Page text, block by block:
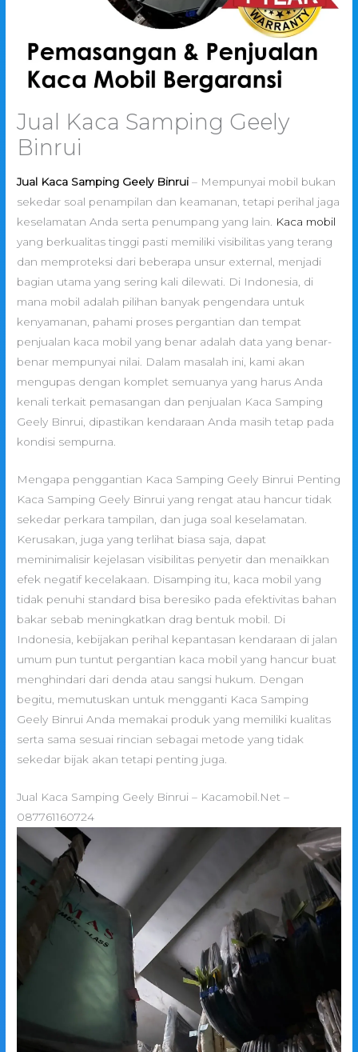
Jual Kaca Samping Geely
Binrui
Jual Kaca Samping Geely Binrui – Mempunyai mobil bukan
sekedar soal penampilan dan keamanan, tetapi perihal jaga
keselamatan Anda serta penumpang yang lain.
Kaca mobil
yang berkualitas tinggi pasti memiliki visibilitas yang terang
dan memproteksi dari beberapa unsur external, menjadi
bagian utama yang sering kali dilewati. Di Indonesia, di
mana mobil adalah pilihan banyak pengendara untuk
kenyamanan, pahami proses pergantian dan tempat
penjualan kaca mobil yang benar adalah data yang benar-
benar mempunyai nilai. Dalam masalah ini, kami akan
mengupas dengan komplet semuanya yang harus Anda
kenali terkait pemasangan dan penjualan Kaca Samping
Geely Binrui, dipastikan kendaraan Anda masih tetap pada
kondisi sempurna.
Mengapa penggantian Kaca Samping Geely Binrui Penting
Kaca Samping Geely Binrui yang rengat atau hancur tidak
sekedar perkara tampilan, dan juga soal keselamatan.
Kerusakan, juga yang terlihat biasa saja, dapat
meminimalisir kejelasan visibilitas penyetir dan menaikkan
efek negatif kecelakaan. Disamping itu, kaca mobil yang
tidak penuhi standard bisa beresiko pada efektivitas bahan
bakar sebab meningkatkan drag bentuk mobil. Di
Indonesia, kebijakan perihal kepantasan kendaraan di jalan
umum pun tuntut pergantian kaca mobil yang hancur buat
menghindari dari denda atau sangsi hukum. Dengan
begitu, memutuskan untuk mengganti Kaca Samping
Geely Binrui Anda memakai produk yang memiliki kualitas
serta sama sesuai rincian sebagai metode yang tidak
sekedar bijak akan tetapi penting juga.
Jual Kaca Samping Geely Binrui – Kacamobil.Net –
087761160724